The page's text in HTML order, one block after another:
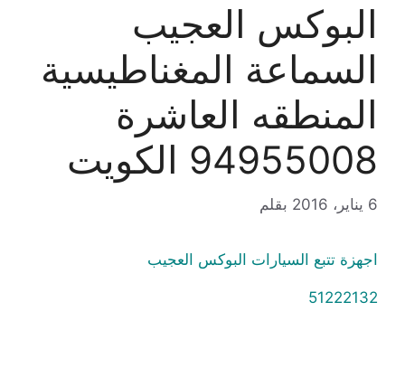
البوكس العجيب
السماعة المغناطيسية
المنطقه العاشرة
94955008 الكويت
6 يناير، 2016 بقلم
اجهزة تتبع السيارات البوكس العجيب
51222132